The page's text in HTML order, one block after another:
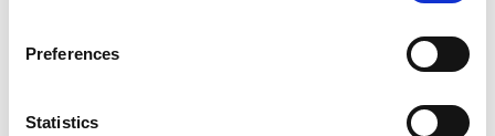
Preferences
Statistics
Vi oplever i øjeblikket store og hyppige prisændringer i markedet.
leveres, eller hvor prisen afviger fra det viste. Vi kontakter dig
naturligvis, hvis dette er tilfældet.